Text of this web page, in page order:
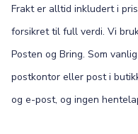
Frakt er alltid inkludert i
forsikret til full verdi. Vi
Posten og Bring. Som
postkontor eller post i
og e-post, og ingen